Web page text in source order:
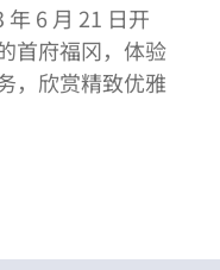
6 月 21 日开
首府福冈，体验
，欣赏精致优雅